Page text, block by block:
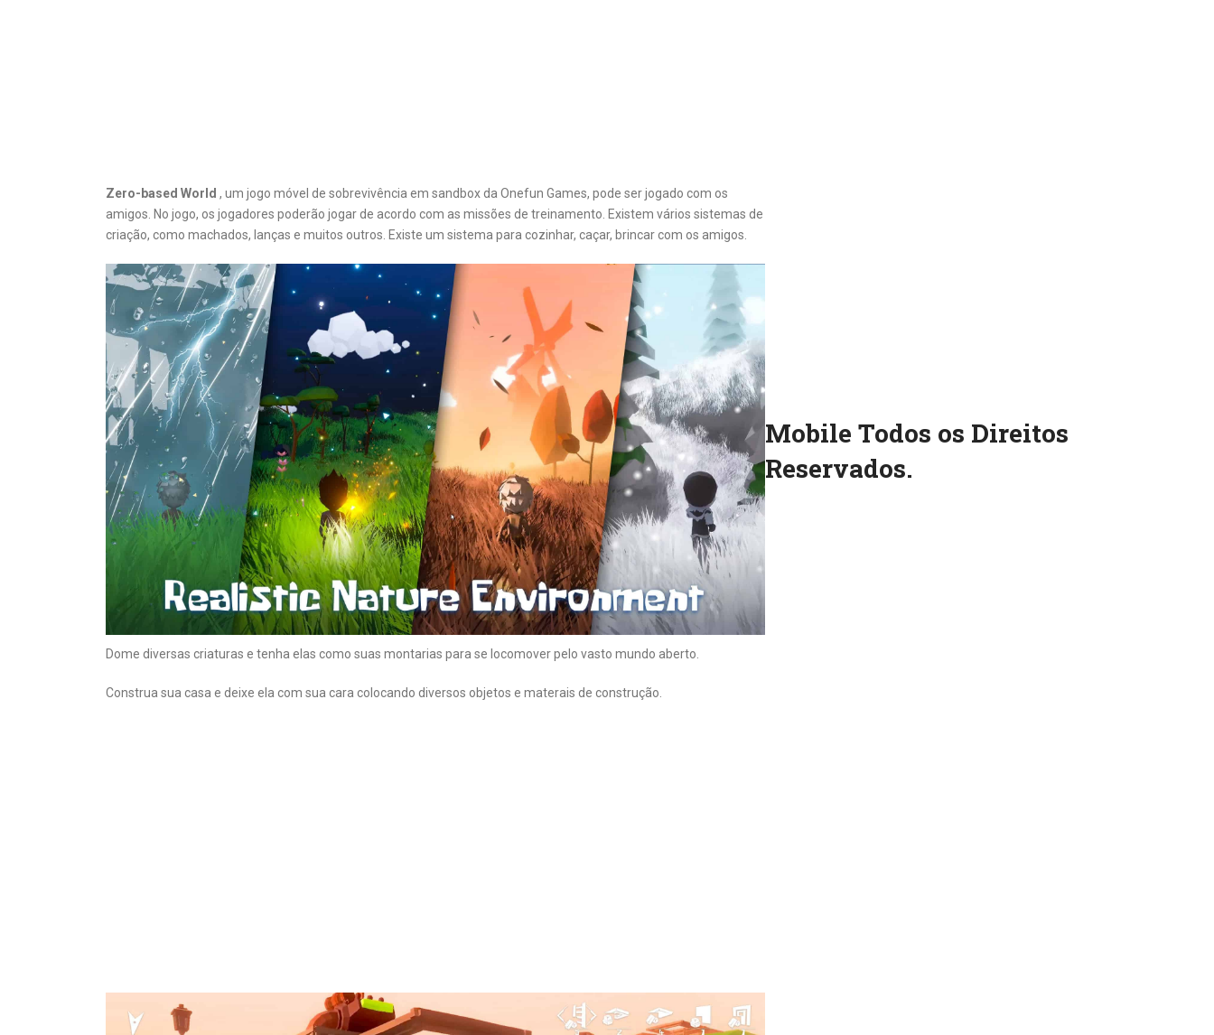
Zero-based World , um jogo móvel de sobrevivência em sandbox da Onefun Games, pode ser jogado com os
amigos. No jogo, os jogadores poderão jogar de acordo com as missões de treinamento. Existem vários sistemas de
criação, como machados, lanças e muitos outros. Existe um sistema para cozinhar, caçar, brincar com os amigos.
Dome diversas criaturas e tenha elas como suas montarias para se locomover pelo vasto mundo aberto.
Construa sua casa e deixe ela com sua cara colocando diversos objetos e materais de construção.
Mobile Todos os Direitos
Reservados.